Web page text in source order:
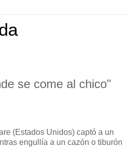
se come al chico"
(Estados Unidos) captó a un
engullía a un cazón o tiburón